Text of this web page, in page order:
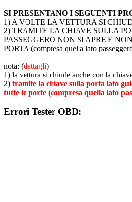
SI PRESENTANO I SEGUENTI
1) A VOLTE LA VETTURA SI
2) TRAMITE LA CHIAVE SULLA
PASSEGGERO NON SI APRE E
PORTA (compresa quella lato
nota: (dettagli)
1) la vettura si chiude anche con la
2) tramite la chiave sulla porta lato
tutte le porte (compresa quella lato
Errori Tester OBD: